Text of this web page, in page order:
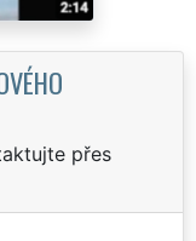
přes